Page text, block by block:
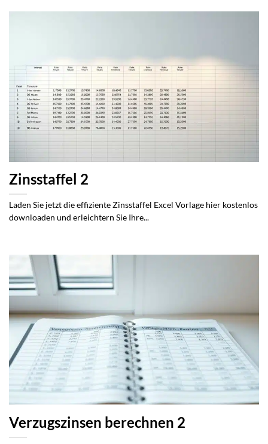
Zinsstaffel 2
Laden Sie jetzt die effiziente Zinsstaffel Excel Vorlage hier kostenlos
downloaden und erleichtern Sie Ihre...
Verzugszinsen berechnen 2